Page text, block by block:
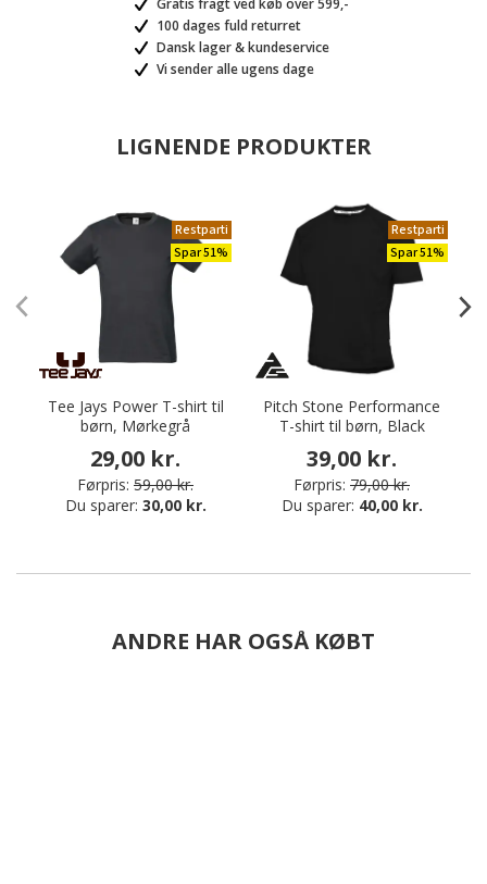
Gratis fragt ved køb over 599,-
100 dages fuld returret
Dansk lager & kundeservice
Vi sender alle ugens dage
LIGNENDE PRODUKTER
Restparti
Spar 51%
Tee Jays Power T-shirt til
børn, Mørkegrå
29,00 kr.
Førpris: 59,00 kr.
Du sparer: 30,00 kr.
Restparti
Spar 51%
Pitch Stone Performance
T-shirt til børn, Black
39,00 kr.
Førpris: 79,00 kr.
Du sparer: 40,00 kr.
ANDRE HAR OGSÅ KØBT